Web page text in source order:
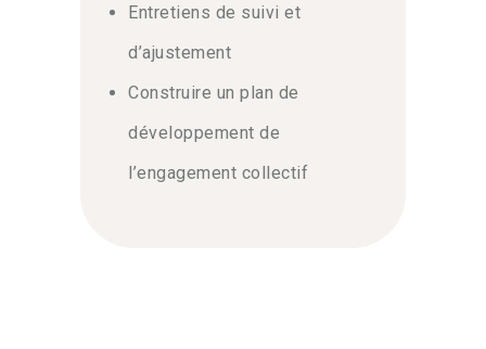
Entretiens de suivi et
d’ajustement
Construire un plan de
développement de
l’engagement collectif